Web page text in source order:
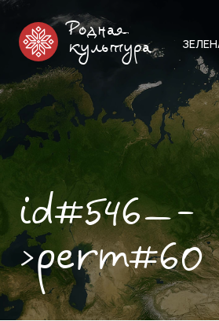
Родная
культура
id#546—-
>perm#60